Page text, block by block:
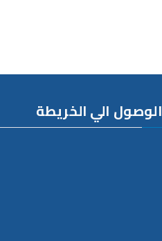
الوصول الي الخريطة